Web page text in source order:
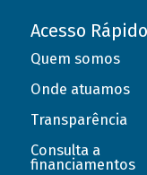
Acesso Rápido
Quem somos
Onde atuamos
Transparência
Consulta a
financiamentos